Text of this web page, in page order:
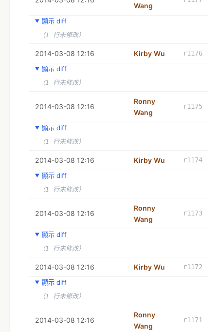
Wang
顯示 diff
（1 行未修改）
2014-03-08 12:16 Kirby Wu
r1176
顯示 diff
（1 行未修改）
2014-03-08 12:16
Ronny
Wang
r1175
顯示 diff
（1 行未修改）
2014-03-08 12:16 Kirby Wu
r1174
顯示 diff
（1 行未修改）
2014-03-08 12:16
Ronny
Wang
r1173
顯示 diff
（1 行未修改）
2014-03-08 12:16 Kirby Wu
r1172
顯示 diff
（1 行未修改）
2014-03-08 12:16
Ronny
Wang
r1171